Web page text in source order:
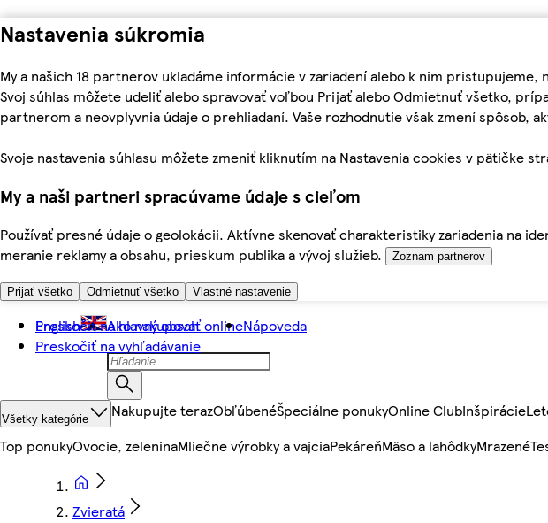
Nastavenia súkromia
My a našich 18 partnerov ukladáme informácie v zariadení alebo k nim
Svoj súhlas môžete udeliť alebo spravovať voľbou Prijať alebo Odmietnuť všetko,
partnerom a neovplyvnia údaje o prehliadaní. Vaše rozhodnutie však zmení spôsob,
Svoje nastavenia súhlasu môžete zmeniť kliknutím na Nastavenia cookies v pätičke
My a naši partneri spracúvame údaje s cieľom
Používať presné údaje o geolokácii. Aktívne skenovať charakteristiky zariadenia na
meranie reklamy a obsahu, prieskum publika a vývoj služieb.
Zoznam partnerov
Prijať všetko Odmietnuť všetko Vlastné nastavenie
Preskočiť na hlavný obsah
Preskočiť na vyhľadávanie
English Ako nakupovať onlineNápoveda
Všetky kategórie Nakupujte terazObľúbenéŠpeciálne ponukyOnline ClubInšpirácie
Top ponukyOvocie, zeleninaMliečne výrobky a vajciaPekáreňMäso a lahôdkyMrazené
Zvieratá